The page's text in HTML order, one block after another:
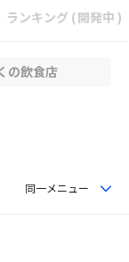
ランキング (開発中 )
の飲食店
同一メニュー